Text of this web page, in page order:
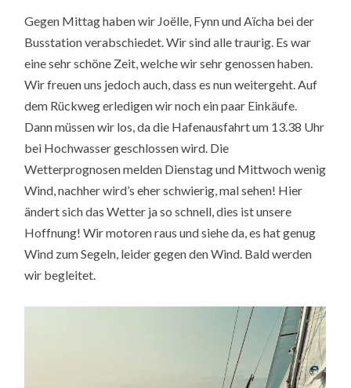
Gegen Mittag haben wir Joëlle, Fynn und Aïcha bei der
Busstation verabschiedet. Wir sind alle traurig. Es war
eine sehr schöne Zeit, welche wir sehr genossen haben.
Wir freuen uns jedoch auch, dass es nun weitergeht. Auf
dem Rückweg erledigen wir noch ein paar Einkäufe.
Dann müssen wir los, da die Hafenausfahrt um 13.38 Uhr
bei Hochwasser geschlossen wird. Die
Wetterprognosen melden Dienstag und Mittwoch wenig
Wind, nachher wird’s eher schwierig, mal sehen! Hier
ändert sich das Wetter ja so schnell, dies ist unsere
Hoffnung! Wir motoren raus und siehe da, es hat genug
Wind zum Segeln, leider gegen den Wind. Bald werden
wir begleitet.